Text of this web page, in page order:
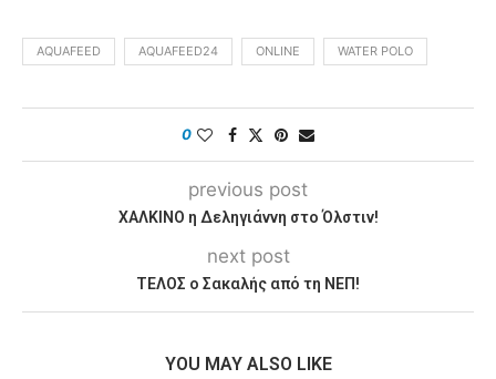
AQUAFEED AQUAFEED24 ONLINE WATER POLO
0
previous post
ΧΑΛΚΙΝΟ η Δεληγιάννη στο Όλστιν!
next post
ΤΕΛΟΣ ο Σακαλής από τη ΝΕΠ!
YOU MAY ALSO LIKE